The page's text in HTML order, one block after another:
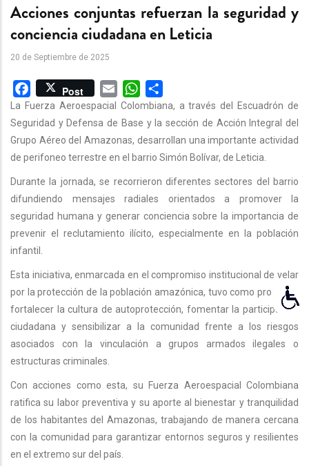
Acciones conjuntas refuerzan la seguridad y
conciencia ciudadana en Leticia
20 de Septiembre de 2025
Facebook
Post Email WhatsApp
La Fuerza Aeroespacial Colombiana, a través del Escuadrón de
Seguridad y Defensa de Base y la sección de Acción Integral del
Grupo Aéreo del Amazonas, desarrollan una importante actividad
de perifoneo terrestre en el barrio Simón Bolívar, de Leticia.
Durante la jornada, se recorrieron diferentes sectores del barrio
difundiendo mensajes radiales orientados a promover la
seguridad humana y generar conciencia sobre la importancia de
prevenir el reclutamiento ilícito, especialmente en la población
infantil.
Esta iniciativa, enmarcada en el compromiso institucional de velar
por la protección de la población amazónica, tuvo como propósito
fortalecer la cultura de autoprotección, fomentar la participación
ciudadana y sensibilizar a la comunidad frente a los riesgos
asociados con la vinculación a grupos armados ilegales o
estructuras criminales.
Con acciones como esta, su Fuerza Aeroespacial Colombiana
ratifica su labor preventiva y su aporte al bienestar y tranquilidad
de los habitantes del Amazonas, trabajando de manera cercana
con la comunidad para garantizar entornos seguros y resilientes
en el extremo sur del país.